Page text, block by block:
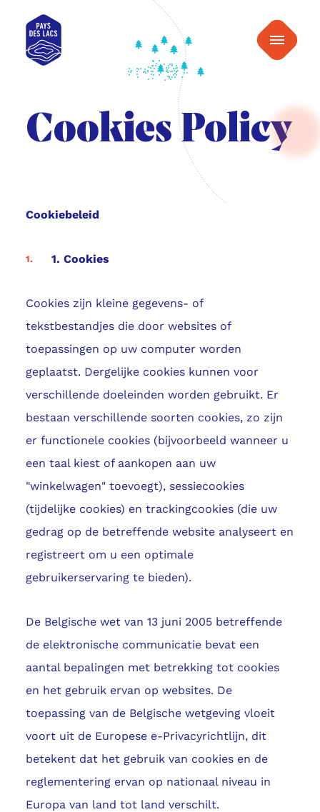
naar
inhoud
Pays
des
Menu
Cookies Policy
Cookiebeleid
1. Cookies
Cookies zijn kleine gegevens- of
tekstbestandjes die door websites of
toepassingen op uw computer worden
geplaatst. Dergelijke cookies kunnen voor
verschillende doeleinden worden gebruikt. Er
bestaan verschillende soorten cookies, zo zijn
er functionele cookies (bijvoorbeeld wanneer u
een taal kiest of aankopen aan uw
"winkelwagen" toevoegt), sessiecookies
(tijdelijke cookies) en trackingcookies (die uw
gedrag op de betreffende website analyseert en
registreert om u een optimale
gebruikerservaring te bieden).
De Belgische wet van 13 juni 2005 betreffende
de elektronische communicatie bevat een
aantal bepalingen met betrekking tot cookies
en het gebruik ervan op websites. De
toepassing van de Belgische wetgeving vloeit
voort uit de Europese e-Privacyrichtlijn, dit
betekent dat het gebruik van cookies en de
reglementering ervan op nationaal niveau in
Europa van land tot land verschilt.